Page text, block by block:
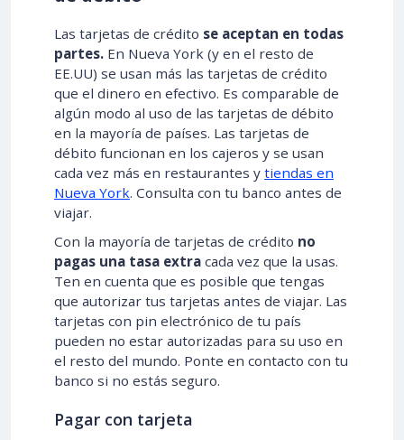
Las tarjetas de crédito se aceptan en todas
partes. En Nueva York (y en el resto de
EE.UU) se usan más las tarjetas de crédito
que el dinero en efectivo. Es comparable de
algún modo al uso de las tarjetas de débito
en la mayoría de países. Las tarjetas de
débito funcionan en los cajeros y se usan
cada vez más en restaurantes y tiendas en
Nueva York. Consulta con tu banco antes de
viajar.
Con la mayoría de tarjetas de crédito no
pagas una tasa extra cada vez que la usas.
Ten en cuenta que es posible que tengas
que autorizar tus tarjetas antes de viajar. Las
tarjetas con pin electrónico de tu país
pueden no estar autorizadas para su uso en
el resto del mundo. Ponte en contacto con tu
banco si no estás seguro.
Pagar con tarjeta